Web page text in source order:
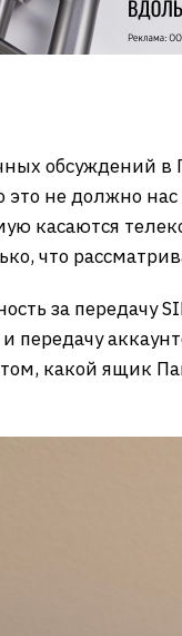
обсуждений в
не должно
касаются
что
за
передачу
какой ящик